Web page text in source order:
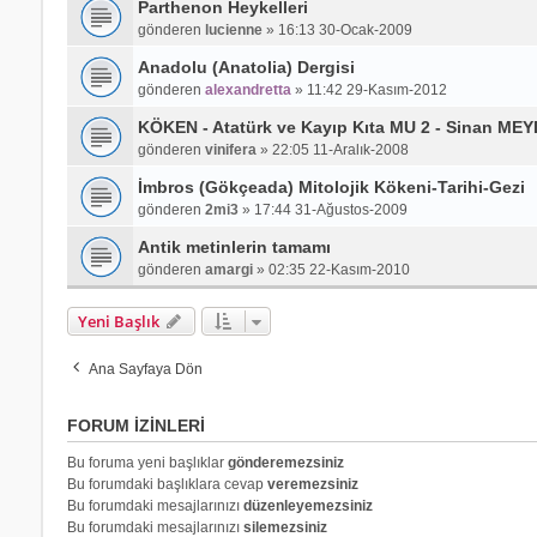
Parthenon Heykelleri
gönderen lucienne» 16:13 30-Ocak-2009
Anadolu (Anatolia) Dergisi
gönderen alexandretta» 11:42 29-Kasım-2012
KÖKEN - Atatürk ve Kayıp Kıta MU 2 - Sinan
gönderen vinifera» 22:05 11-Aralık-2008
İmbros (Gökçeada) Mitolojik Kökeni-Tarihi-Gezi
gönderen 2mi3» 17:44 31-Ağustos-2009
Antik metinlerin tamamı
gönderen amargi» 02:35 22-Kasım-2010
Yeni Başlık
Ana Sayfaya Dön
FORUM IZINLERI
Bu foruma yeni başlıklar gönderemezsiniz
Bu forumdaki başlıklara cevap veremezsiniz
Bu forumdaki mesajlarınızı düzenleyemezsiniz
Bu forumdaki mesajlarınızı silemezsiniz